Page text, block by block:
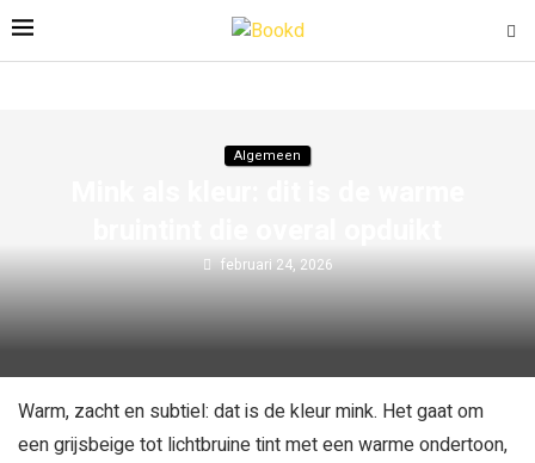
Algemeen
februari 24, 2026
Warm, zacht en subtiel: dat is de kleur mink. Het gaat om
een grijsbeige tot lichtbruine tint met een warme ondertoon,